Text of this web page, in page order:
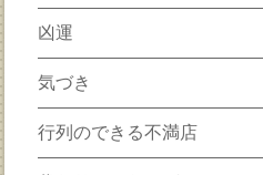
凶運
気づき
行列のできる不満店